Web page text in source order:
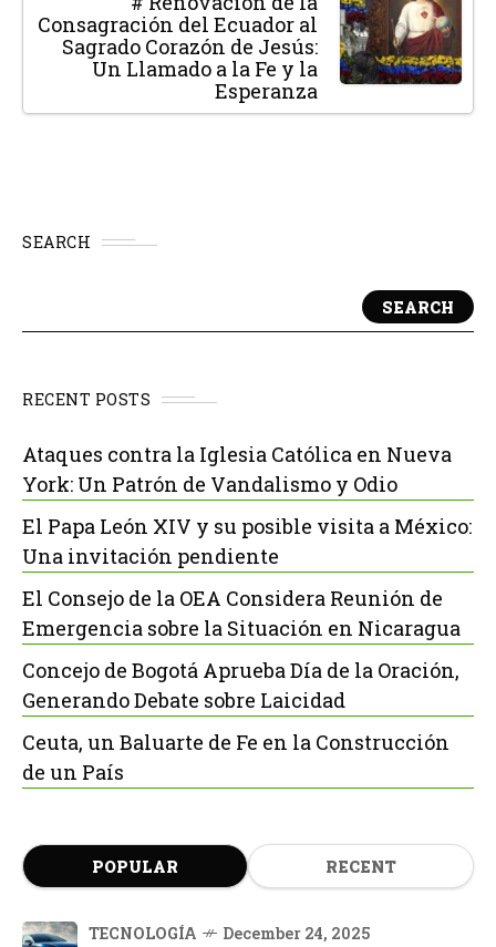
Consagración del Ecuador al
Sagrado Corazón de Jesús:
Un Llamado a la Fe y la
Esperanza
SEARCH
SEARCH
RECENT POSTS
Ataques contra la Iglesia Católica en Nueva
York: Un Patrón de Vandalismo y Odio
El Papa León XIV y su posible visita a México:
Una invitación pendiente
El Consejo de la OEA Considera Reunión de
Emergencia sobre la Situación en Nicaragua
Concejo de Bogotá Aprueba Día de la Oración,
Generando Debate sobre Laicidad
Ceuta, un Baluarte de Fe en la Construcción
de un País
POPULAR RECENT
TECNOLOGÍA December 24, 2025